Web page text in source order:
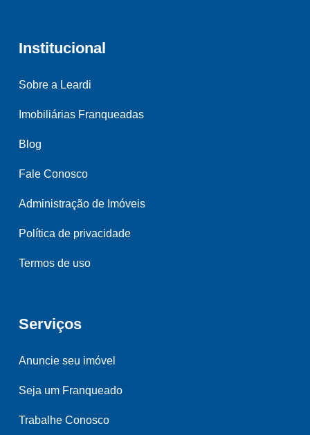
Institucional
Sobre a Leardi
Imobiliárias Franqueadas
Blog
Fale Conosco
Administração de Imóveis
Política de privacidade
Termos de uso
Serviços
Anuncie seu imóvel
Seja um Franqueado
Trabalhe Conosco